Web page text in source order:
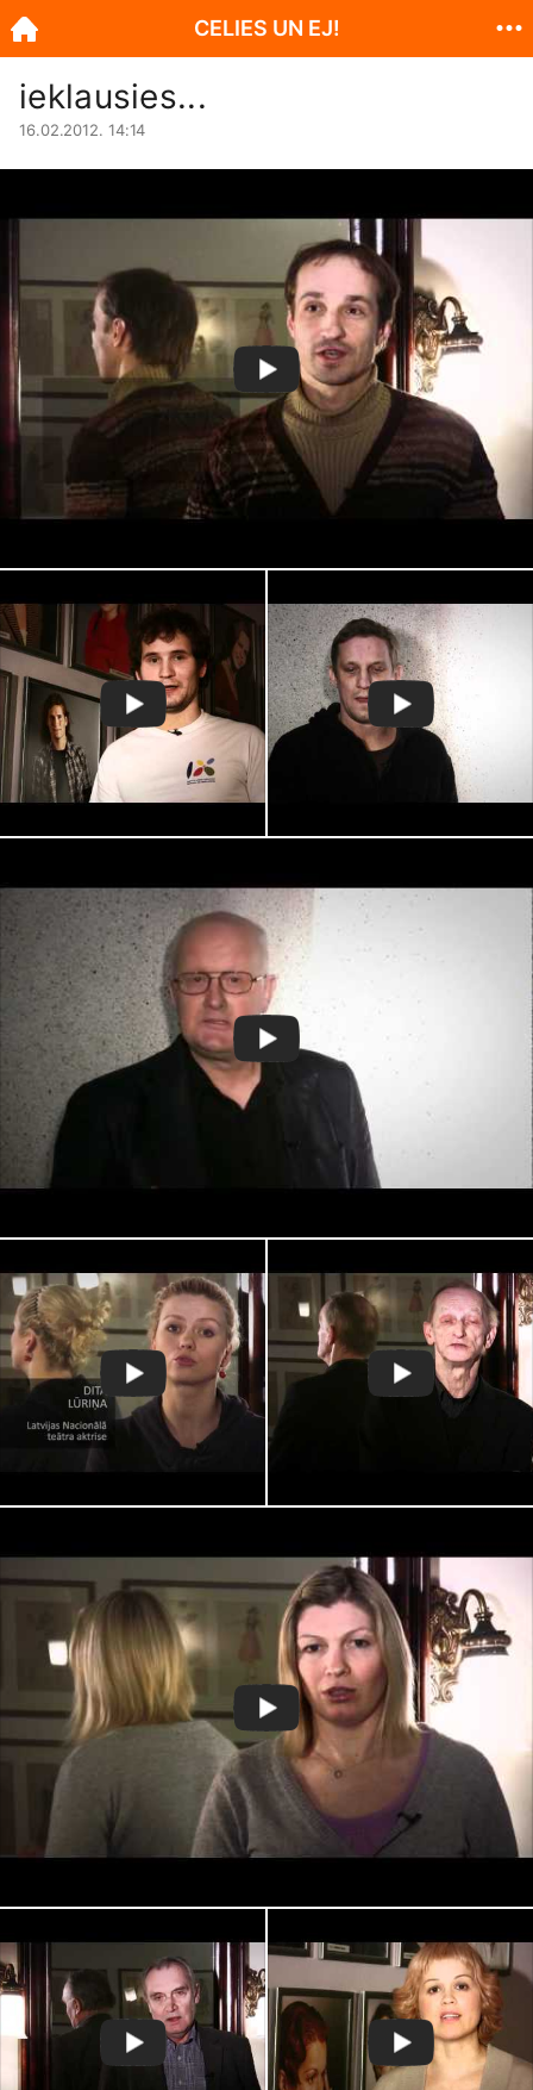
ieklausies...
16.02.2012. 14:14
CELIES UN EJ!